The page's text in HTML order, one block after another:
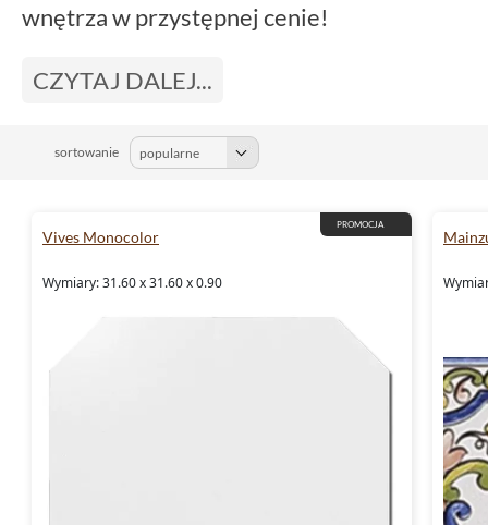
wnętrza w przystępnej cenie!
CZYTAJ DALEJ...
sortowanie
PROMOCJA
Vives Monocolor
Wymiary: 31.60 x 31.60 x 0.90